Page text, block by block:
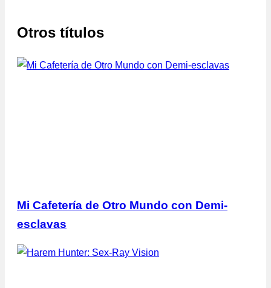
Otros títulos
Mi Cafetería de Otro Mundo con Demi-
esclavas